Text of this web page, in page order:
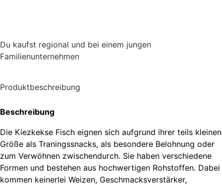
Du kaufst regional und bei einem jungen
Familienunternehmen
Produktbeschreibung
Beschreibung
Die Kiezkekse Fisch eignen sich aufgrund ihrer teils kleinen
Größe als Traningssnacks, als besondere Belohnung oder
zum Verwöhnen zwischendurch. Sie haben verschiedene
Formen und bestehen aus hochwertigen Rohstoffen. Dabei
kommen keinerlei Weizen, Geschmacksverstärker,